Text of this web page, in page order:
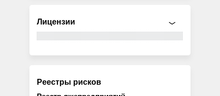
Лицензии
Реестры рисков